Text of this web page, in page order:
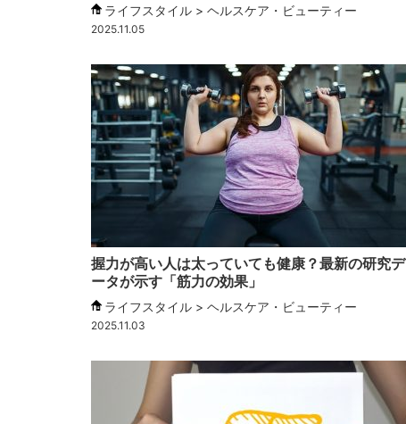
ライフスタイル > ヘルスケア・ビューティー
2025.11.05
握力が高い人は太っていても健康？最新の研究デ
ータが示す「筋力の効果」
ライフスタイル > ヘルスケア・ビューティー
2025.11.03